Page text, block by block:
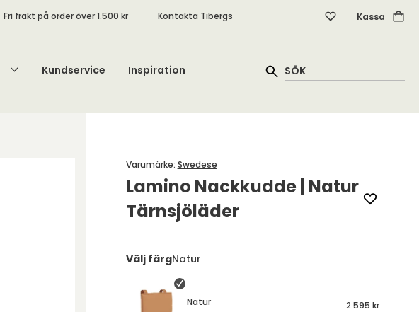
Fri frakt på order över 1.500 kr Kontakta Tibergs Kassa
Kundservice Inspiration
Lamino Nackkudde | Natur
Tärnsjöläder
Varumärke: Swedese
Välj färgNatur
Natur 2 595 kr